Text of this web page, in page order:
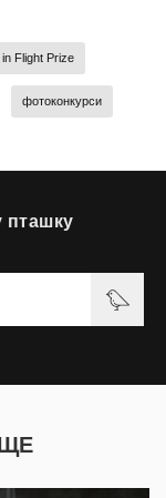
in Flight Prize
фотоконкурси
пташку